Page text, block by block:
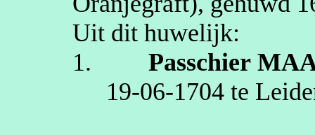
Uit dit huwelijk:
1.
Passchier
19‑06‑1704 te